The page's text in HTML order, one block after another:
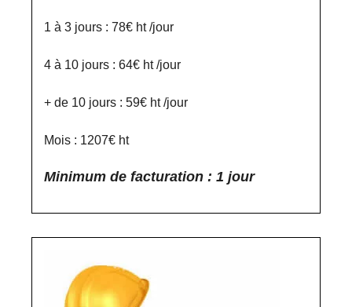
1 à 3 jours : 78€ ht /jour
4 à 10 jours : 64€ ht /jour
+ de 10 jours : 59€ ht /jour
Mois : 1207€ ht
Minimum de facturation : 1 jour